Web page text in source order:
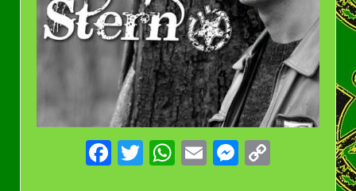
Facebook
Twitter
WhatsApp
Email